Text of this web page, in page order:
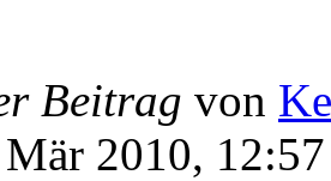
Beitrag von
2010, 12:57